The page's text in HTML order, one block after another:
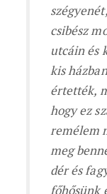
csibész
utcáin és
kis
értették,
hogy ez
remélem
meg
dér és
főhősünk